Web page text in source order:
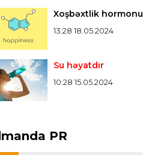
Xoşbəxtlik hormonu
13:28 18.05.2024
Su həyatdır
10:28 15.05.2024
PR